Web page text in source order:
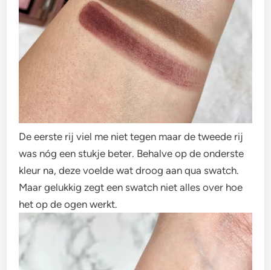
De eerste rij viel me niet tegen maar de tweede rij
was nóg een stukje beter. Behalve op de onderste
kleur na, deze voelde wat droog aan qua swatch.
Maar gelukkig zegt een swatch niet alles over hoe
het op de ogen werkt.